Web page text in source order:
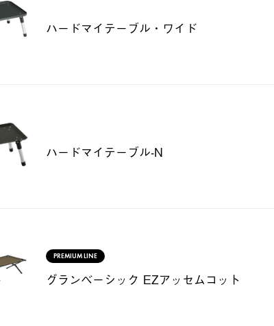
ハードマイテーブル・ワイド
ハードマイテーブル-N
PREMIUM LINE
グランベーシック EZアッセムコット